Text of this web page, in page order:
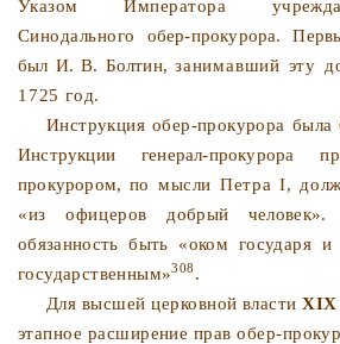
Указом Императора
Синодального обер-прокурора.
был И. В. Болтин,занимавший эту
1725 год.
Инструкция обер-прокурора была
Инструкции генерал-прокурора
прокурором, по мысли Петра I,
«из офицеров добрый
обязанность быть «оком государя
государственным»308 .
Для высшей церковной власти
этапное расширение прав обер-